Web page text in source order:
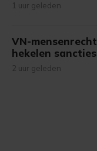
1 uur geleden
VN-
hekelen
2 uur geleden